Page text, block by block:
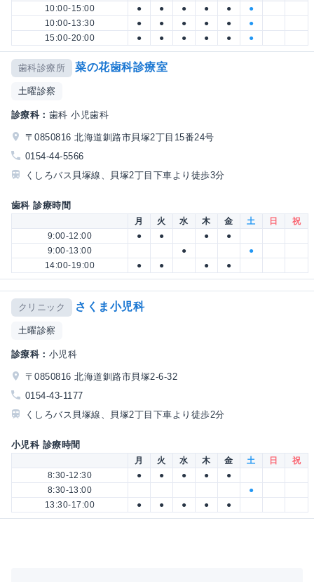
10:00-15:00
● ● ● ● ●
●
10:00-13:30
● ● ● ● ●
●
15:00-20:00
● ● ● ● ● ●
歯科診療所 菜の花歯科診療室
土曜診察
診療科： 歯科 小児歯科
〒0850816 北海道釧路市貝塚2丁目15番24号
0154-44-5566
くしろバス貝塚線、貝塚2丁目下車より徒歩3分
歯科 診療時間
月 火 水 木 金 土 日
祝
9:00-12:00
● ● ●
●
9:00-13:00
●
●
14:00-19:00
● ● ● ●
クリニック さくま小児科
土曜診察
診療科： 小児科
〒0850816 北海道釧路市貝塚2-6-32
0154-43-1177
くしろバス貝塚線、貝塚2丁目下車より徒歩2分
小児科 診療時間
月 火 水 木 金 土 日
祝
8:30-12:30
● ● ● ●
●
8:30-13:00
●
13:30-17:00
● ● ● ● ●